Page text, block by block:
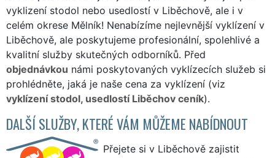
vyklizení stodol nebo usedlostí v Liběchově, ale i v
celém okrese Mělník! Nenabízíme nejlevnější vyklízení v
Liběchově, ale poskytujeme profesionální, spolehlivé a
kvalitní služby skutečných odborníků. Před
objednávkou námi poskytovaných vyklízecích služeb si
prohlédněte, jaká je naše cena za vyklízení (viz
vyklízení stodol, usedlostí Liběchov ceník).
DALŠÍ SLUŽBY, KTERÉ VÁM MŮŽEME NABÍDNOUT
Přejete si v Liběchově zajistit